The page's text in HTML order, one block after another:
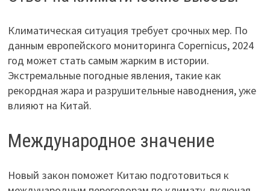
Климатическая ситуация требует срочных мер. По
данным европейского мониторинга Copernicus, 2024
год может стать самым жарким в истории.
Экстремальные погодные явления, такие как
рекордная жара и разрушительные наводнения, уже
влияют на Китай.
Международное значение
Новый закон поможет Китаю подготовиться к